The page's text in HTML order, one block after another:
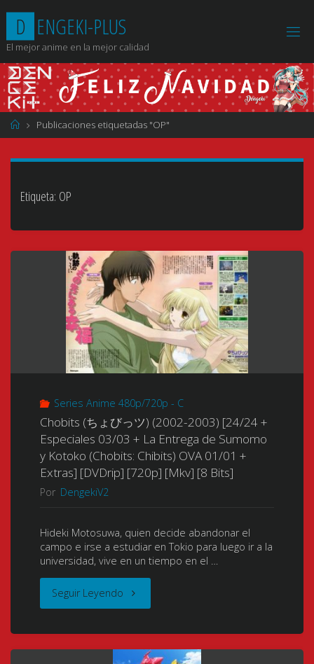
contenido
D ENGEKI-PLUS
El mejor anime en la mejor calidad
Página
de
Publicaciones etiquetadas "OP"
Etiqueta: OP
Series Anime 480p/720p - C
Chobits (ちょびっツ) (2002-2003) [24/24 +
Especiales 03/03 + La Entrega de Sumomo
y Kotoko (Chobits: Chibits) OVA 01/01 +
Extras] [DVDrip] [720p] [Mkv] [8 Bits]
Por DengekiV2
Hideki Motosuwa, quien decide abandonar el
campo e irse a estudiar en Tokio para luego ir a la
universidad, vive en un tiempo en el …
Seguir Leyendo "Chobits
ょ